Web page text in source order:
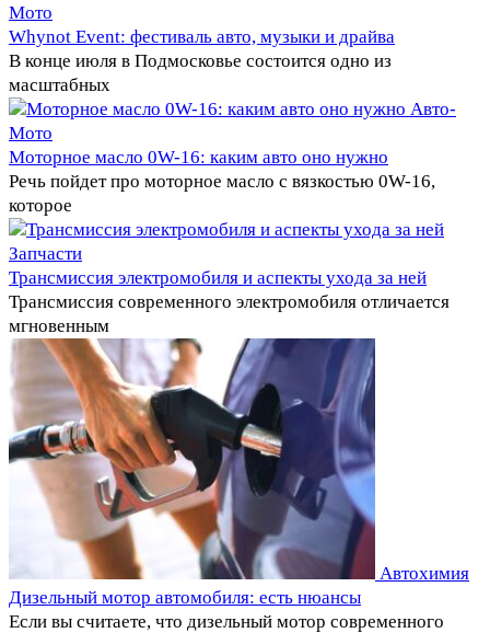
Мото
Whynot Event: фестиваль авто, музыки и драйва
В конце июля в Подмосковье состоится одно из
масштабных
Авто-
Мото
Моторное масло 0W-16: каким авто оно нужно
Речь пойдет про моторное масло с вязкостью 0W-16,
которое
Запчасти
Трансмиссия электромобиля и аспекты ухода за ней
Трансмиссия современного электромобиля отличается
мгновенным
Автохимия
Дизельный мотор автомобиля: есть нюансы
Если вы считаете, что дизельный мотор современного